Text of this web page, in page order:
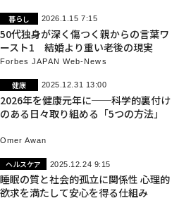
暮らし 2026.1.15 7:15
50代独身が深く傷つく親からの言葉ワ
ースト1 結婚より重い老後の現実
Forbes JAPAN Web-News
健康 2025.12.31 13:00
2026年を健康元年に──科学的裏付け
のある日々取り組める「5つの方法」
Omer Awan
ヘルスケア 2025.12.24 9:15
睡眠の質と社会的孤立に関係性 心理的
欲求を満たして安心を得る仕組み